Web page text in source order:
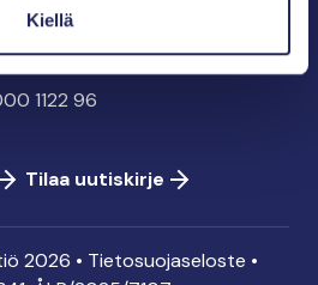
Kiellä
1122 96
Tilaa uutiskirje
2026 • Tietosuojaseloste •